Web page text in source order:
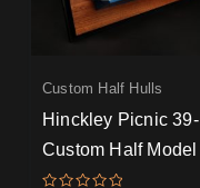
Custom Half Hulls
Hinckley Picnic 39-
Custom Half Model